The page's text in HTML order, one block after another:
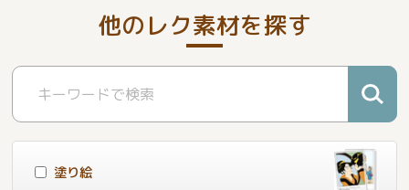
他のレク素材を探す
塗り絵